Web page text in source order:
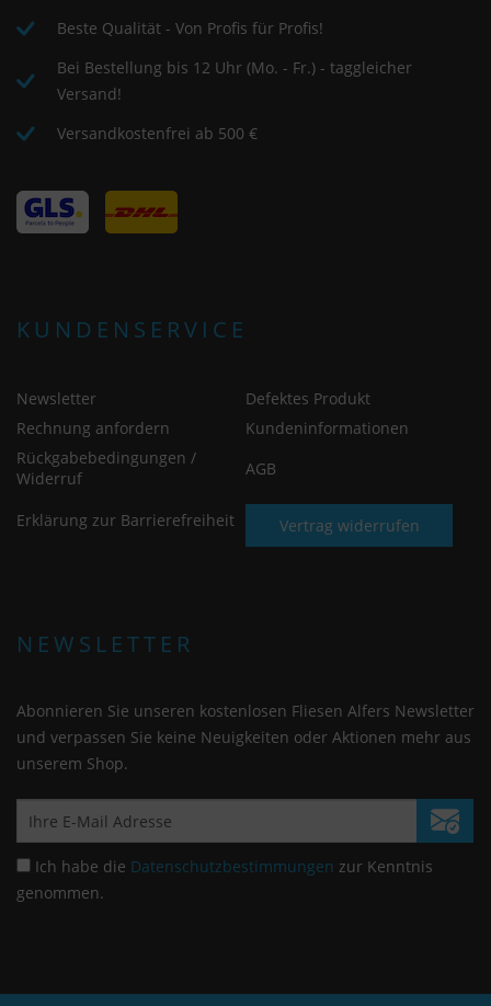
Beste Qualität - Von Profis für Profis!
Bei Bestellung bis 12 Uhr (Mo. - Fr.) - taggleicher
Versand!
Versandkostenfrei ab 500 €
KUNDENSERVICE
Newsletter
Defektes Produkt
Rechnung anfordern
Kundeninformationen
Rückgabebedingungen /
Widerruf
AGB
Erklärung zur Barrierefreiheit Vertrag widerrufen
NEWSLETTER
Abonnieren Sie unseren kostenlosen Fliesen Alfers Newsletter
und verpassen Sie keine Neuigkeiten oder Aktionen mehr aus
unserem Shop.
Ich habe die Datenschutzbestimmungen zur Kenntnis
genommen.